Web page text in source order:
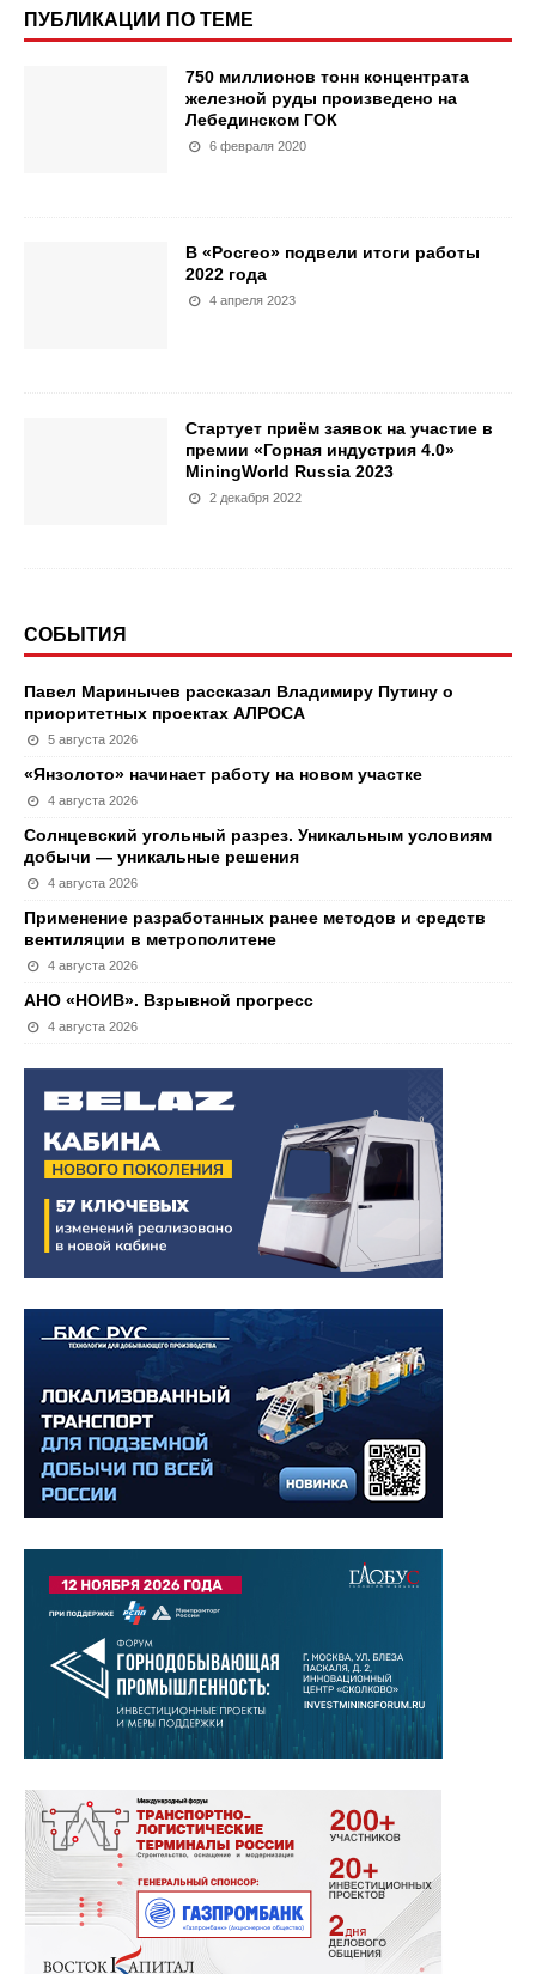
ПУБЛИКАЦИИ ПО ТЕМЕ
750 миллионов тонн концентрата
железной руды произведено на
Лебединском ГОК
6 февраля 2020
В «Росгео» подвели итоги работы
2022 года
4 апреля 2023
Стартует приём заявок на участие в
премии «Горная индустрия 4.0»
MiningWorld Russia 2023
2 декабря 2022
СОБЫТИЯ
Павел Маринычев рассказал Владимиру Путину о
приоритетных проектах АЛРОСА
5 августа 2026
«Янзолото» начинает работу на новом участке
4 августа 2026
Солнцевский угольный разрез. Уникальным условиям
добычи — уникальные решения
4 августа 2026
Применение разработанных ранее методов и средств
вентиляции в метрополитене
4 августа 2026
АНО «НОИВ». Взрывной прогресс
4 августа 2026